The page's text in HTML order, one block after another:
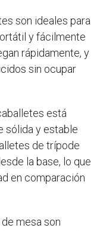
son ideales para
y fácilmente
rápidamente, y
sin ocupar
está
sólida y estable
de trípode
la base, lo que
en comparación
mesa son